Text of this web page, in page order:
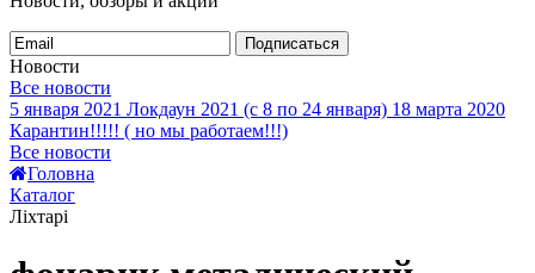
Подписаться
Новости
Все новости
5 января 2021 Локдаун 2021 (с 8 по 24 января) 18 марта 2020
Карантин!!!!! ( но мы работаем!!!)
Все новости
Головна
Каталог
Ліхтарі